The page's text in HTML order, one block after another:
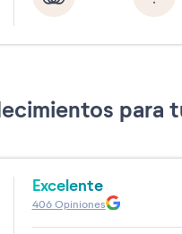
2026
para
Excelente
406Opiniones